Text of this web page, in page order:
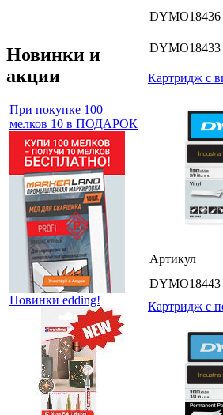
Новинки и
акции
При покупке 100
мелков 10 в ПОДАРОК
Новинки edding!
DYMO18436
DYMO18433
Картридж c
Артикул
DYMO18443
Картридж c